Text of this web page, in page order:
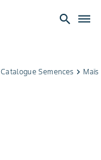
search dehaze
Catalogue Semences keyboard_arrow_right